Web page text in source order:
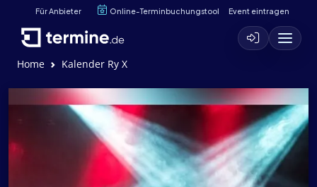
Für Anbieter Online-Terminbuchungstool Event eintragen
Home Kalender Ry X